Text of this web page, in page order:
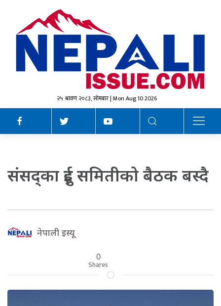
२५ श्रावण २०८३, सोमबार | Mon Aug 10 2026
संसद्का दुई समितीको बैठक बस्दै
नेपाली इस्यू
0
Shares